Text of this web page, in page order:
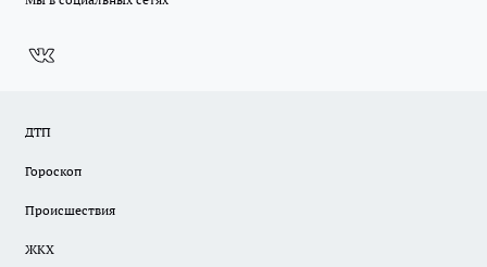
ДТП
Гороскоп
Происшествия
ЖКХ